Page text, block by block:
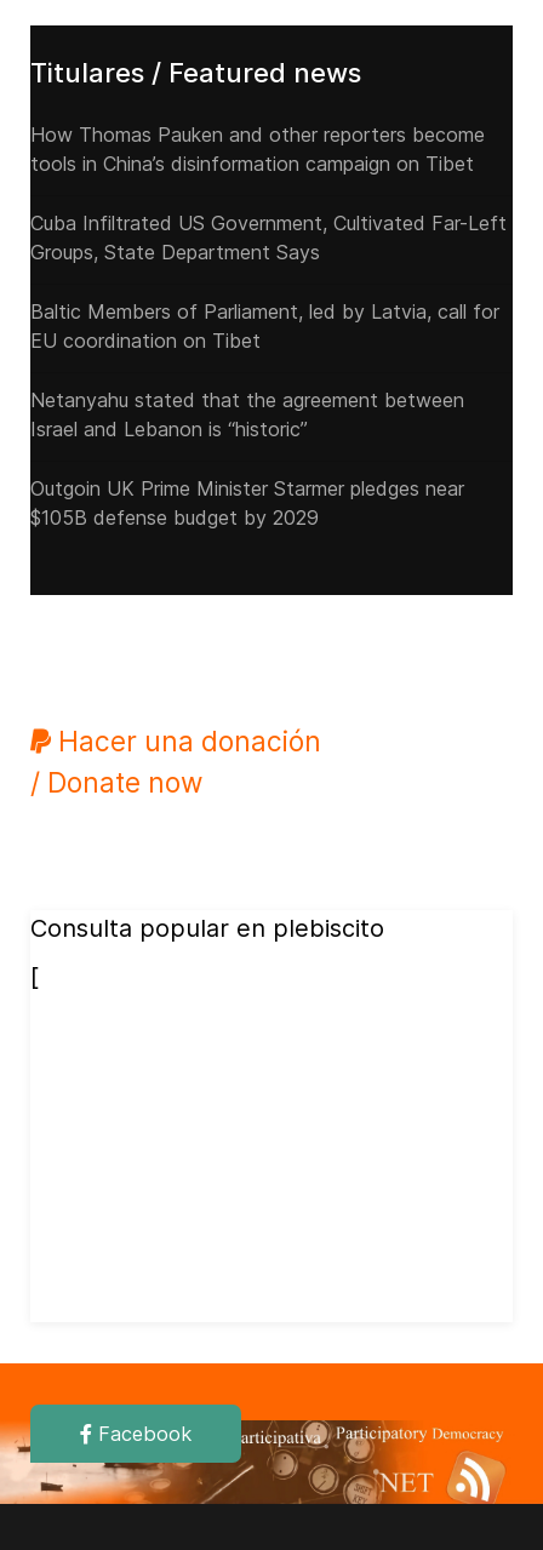
Titulares / Featured news
How Thomas Pauken and other reporters become
tools in China’s disinformation campaign on Tibet
Cuba Infiltrated US Government, Cultivated Far-Left
Groups, State Department Says
Baltic Members of Parliament, led by Latvia, call for
EU coordination on Tibet
Netanyahu stated that the agreement between
Israel and Lebanon is “historic”
Outgoin UK Prime Minister Starmer pledges near
$105B defense budget by 2029
Hacer una donación
/ Donate now
Consulta popular en plebiscito
[
Facebook